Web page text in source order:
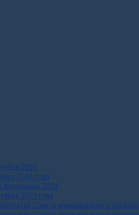
2025
2024 года
Федерации 2024
2023 года
Совета муниципального